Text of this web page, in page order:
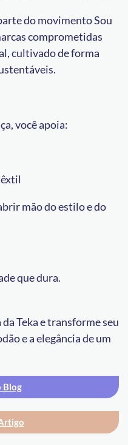
do movimento Sou
comprometidas
cultivado de forma
você apoia:
mão do estilo e do
que dura.
Teka e transforme seu
e a elegância de um
Blog